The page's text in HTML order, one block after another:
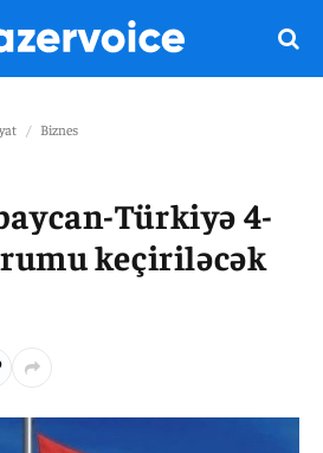
/ Biznes
Türkiyə 4-
keçiriləcək